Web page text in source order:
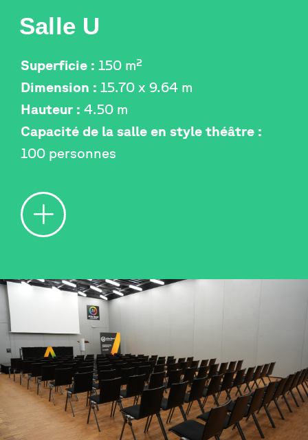
Salle U
Superficie : 150 m²
Dimension : 15.70 x 9.64 m
Hauteur : 4.50 m
Capacité de la salle en style théâtre :
100 personnes